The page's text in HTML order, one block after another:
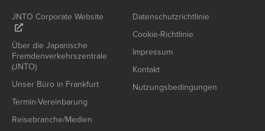
JNTO Corporate Website
Über die Japanische
Fremdenverkehrszentrale
(JNTO)
Unser Büro in Frankfurt
Termin-Vereinbarung
Reisebranche/Medien
Datenschutzrichtlinie
Cookie-Richtlinie
Impressum
Kontakt
Nutzungsbedingungen